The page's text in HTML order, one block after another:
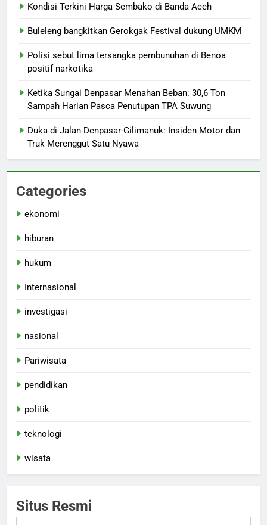
Kondisi Terkini Harga Sembako di Banda Aceh
Buleleng bangkitkan Gerokgak Festival dukung UMKM
Polisi sebut lima tersangka pembunuhan di Benoa
positif narkotika
Ketika Sungai Denpasar Menahan Beban: 30,6 Ton
Sampah Harian Pasca Penutupan TPA Suwung
Duka di Jalan Denpasar-Gilimanuk: Insiden Motor dan
Truk Merenggut Satu Nyawa
Categories
ekonomi
hiburan
hukum
Internasional
investigasi
nasional
Pariwisata
pendidikan
politik
teknologi
wisata
Situs Resmi